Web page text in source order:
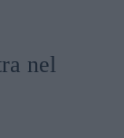
nel